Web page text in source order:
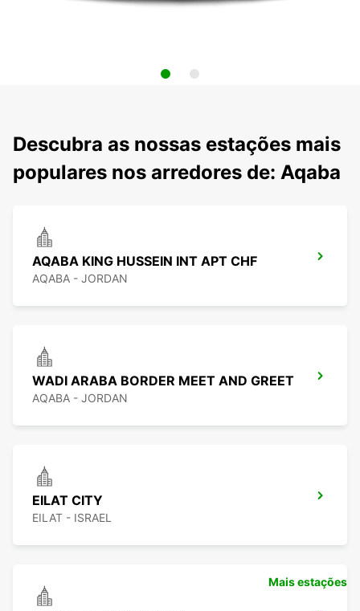
Descubra as nossas estações mais
populares nos arredores de: Aqaba
AQABA KING HUSSEIN INT APT CHF
AQABA - JORDAN
WADI ARABA BORDER MEET AND GREET
AQABA - JORDAN
EILAT CITY
EILAT - ISRAEL
Mais estações